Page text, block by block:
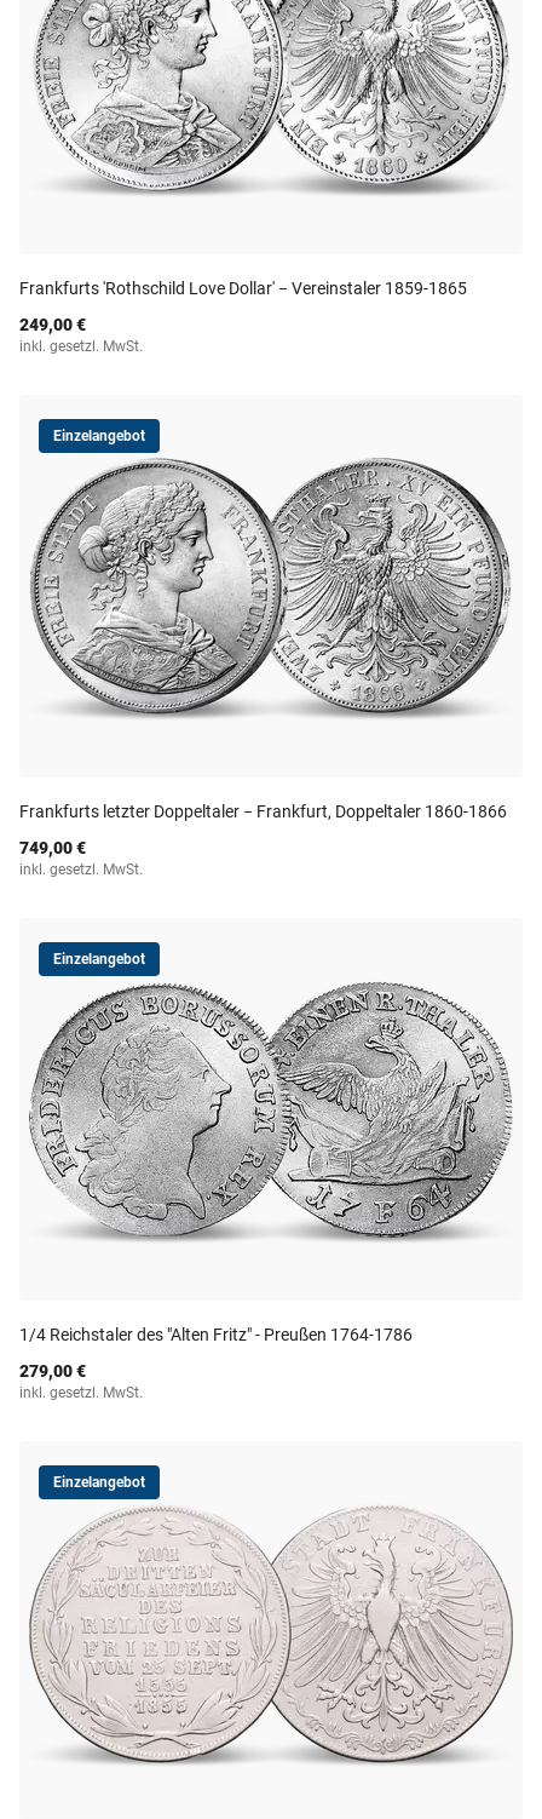
Frankfurts 'Rothschild Love Dollar' − Vereinstaler 1859-1865
249,00 €
inkl. gesetzl. MwSt.
Einzelangebot
Frankfurts letzter Doppeltaler − Frankfurt, Doppeltaler 1860-1866
749,00 €
inkl. gesetzl. MwSt.
Einzelangebot
1/4 Reichstaler des "Alten Fritz" - Preußen 1764-1786
279,00 €
inkl. gesetzl. MwSt.
Einzelangebot